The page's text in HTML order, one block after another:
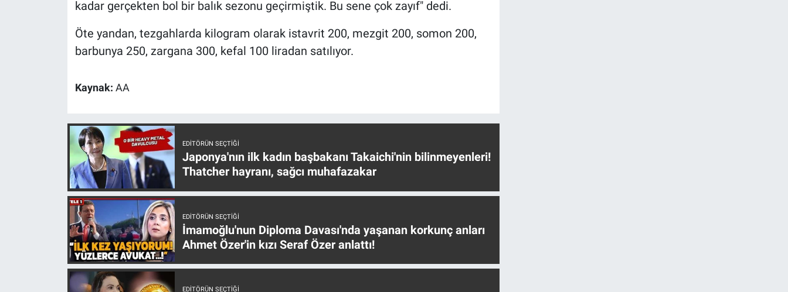
kadar gerçekten bol bir balık sezonu geçirmiştik. Bu sene çok zayıf" dedi.
Öte yandan, tezgahlarda kilogram olarak istavrit 200, mezgit 200, somon 200,
barbunya 250, zargana 300, kefal 100 liradan satılıyor.
Kaynak: AA
EDITÖRÜN SEÇTIĞI
Japonya'nın ilk kadın başbakanı Takaichi'nin bilinmeyenleri!
Thatcher hayranı, sağcı muhafazakar
EDITÖRÜN SEÇTIĞI
İmamoğlu'nun Diploma Davası'nda yaşanan korkunç anları
Ahmet Özer'in kızı Seraf Özer anlattı!
EDITÖRÜN SEÇTIĞI